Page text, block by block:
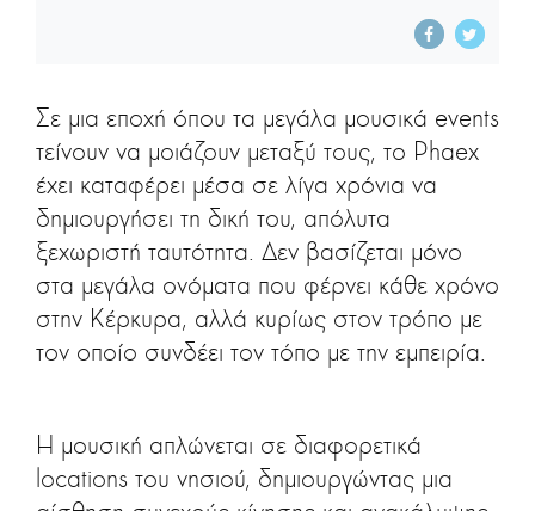
Σε μια εποχή όπου τα μεγάλα μουσικά events
τείνουν να μοιάζουν μεταξύ τους, το Phaex
έχει καταφέρει μέσα σε λίγα χρόνια να
δημιουργήσει τη δική του, απόλυτα
ξεχωριστή ταυτότητα. Δεν βασίζεται μόνο
στα μεγάλα ονόματα που φέρνει κάθε χρόνο
στην Κέρκυρα, αλλά κυρίως στον τρόπο με
τον οποίο συνδέει τον τόπο με την εμπειρία.
Η μουσική απλώνεται σε διαφορετικά
locations του νησιού, δημιουργώντας μια